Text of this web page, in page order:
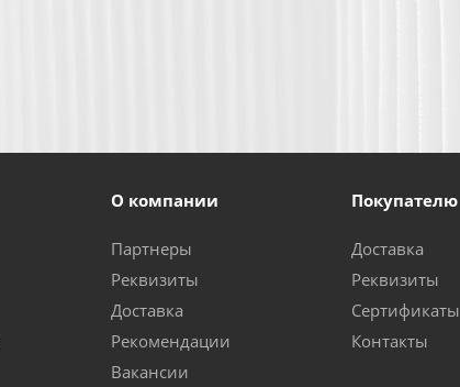
О компании
Партнеры
Реквизиты
Доставка
Рекомендации
Вакансии
Покупателю
Доставка
Реквизиты
Сертификаты
Контакты